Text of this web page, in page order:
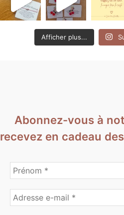
Afficher plus...
Abonnez-vous à
recevez en cadeau